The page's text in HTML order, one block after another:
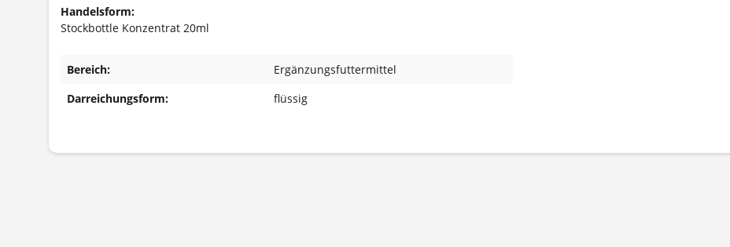
Handelsform:
Stockbottle Konzentrat 20ml
Bereich:
Ergänzungsfuttermittel
Darreichungsform:
flüssig